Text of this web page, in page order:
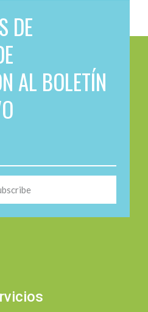
DE
AL BOLETÍN